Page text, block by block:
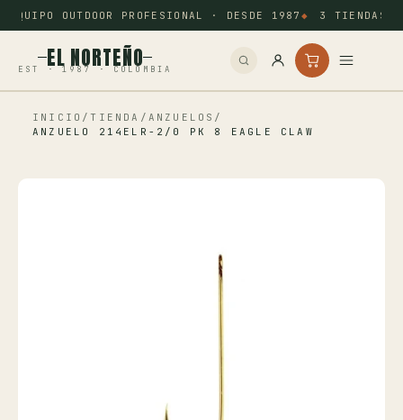
EQUIPO OUTDOOR PROFESIONAL · DESDE 1987 3 TIENDAS:
EL NORTEÑO
EST · 1987 · COLOMBIA
Inicio
INICIO / TIENDA / ANZUELOS /
ANZUELO 214ELR-2/0 PK 8 EAGLE CLAW